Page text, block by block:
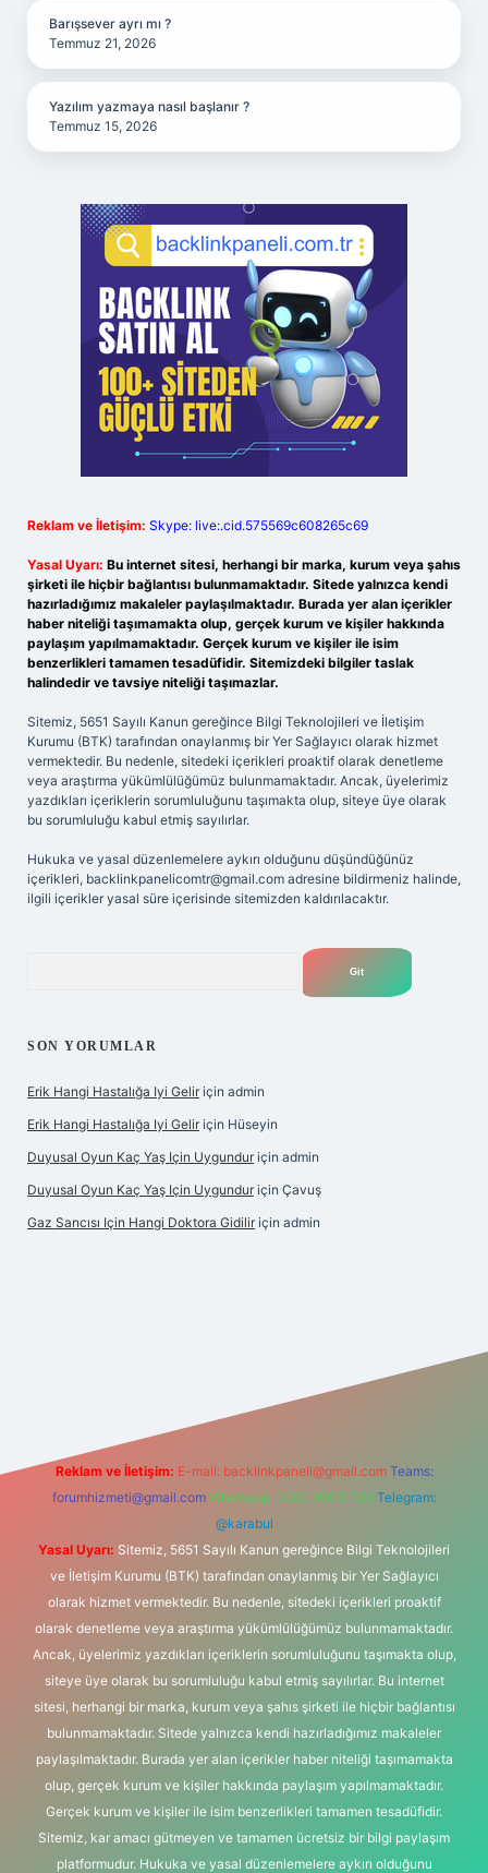
Barışsever ayrı mı ?
Temmuz 21, 2026
Yazılım yazmaya nasıl başlanır ?
Temmuz 15, 2026
Reklam ve İletişim: Skype: live:.cid.575569c608265c69
Yasal Uyarı: Bu internet sitesi, herhangi bir marka, kurum veya şahıs
şirketi ile hiçbir bağlantısı bulunmamaktadır. Sitede yalnızca kendi
hazırladığımız makaleler paylaşılmaktadır. Burada yer alan içerikler
haber niteliği taşımamakta olup, gerçek kurum ve kişiler hakkında
paylaşım yapılmamaktadır. Gerçek kurum ve kişiler ile isim
benzerlikleri tamamen tesadüfidir. Sitemizdeki bilgiler taslak
halindedir ve tavsiye niteliği taşımazlar.
Sitemiz, 5651 Sayılı Kanun gereğince Bilgi Teknolojileri ve İletişim
Kurumu (BTK) tarafından onaylanmış bir Yer Sağlayıcı olarak hizmet
vermektedir. Bu nedenle, sitedeki içerikleri proaktif olarak denetleme
veya araştırma yükümlülüğümüz bulunmamaktadır. Ancak, üyelerimiz
yazdıkları içeriklerin sorumluluğunu taşımakta olup, siteye üye olarak
bu sorumluluğu kabul etmiş sayılırlar.
Hukuka ve yasal düzenlemelere aykırı olduğunu düşündüğünüz
içerikleri, backlinkpanelicomtr@gmail.com adresine bildirmeniz halinde,
ilgili içerikler yasal süre içerisinde sitemizden kaldırılacaktır.
SON YORUMLAR
Erik Hangi Hastalığa Iyi Gelir için admin
Erik Hangi Hastalığa Iyi Gelir için Hüseyin
Duyusal Oyun Kaç Yaş Için Uygundur için admin
Duyusal Oyun Kaç Yaş Için Uygundur için Çavuş
Gaz Sancısı Için Hangi Doktora Gidilir için admin
Reklam ve İletişim: E-mail: backlinkpaneli@gmail.com Teams:
forumhizmeti@gmail.com Whatsapp: 0262 606 0 726 Telegram:
@karabul
Yasal Uyarı: Sitemiz, 5651 Sayılı Kanun gereğince Bilgi Teknolojileri
ve İletişim Kurumu (BTK) tarafından onaylanmış bir Yer Sağlayıcı
olarak hizmet vermektedir. Bu nedenle, sitedeki içerikleri proaktif
olarak denetleme veya araştırma yükümlülüğümüz bulunmamaktadır.
Ancak, üyelerimiz yazdıkları içeriklerin sorumluluğunu taşımakta olup,
siteye üye olarak bu sorumluluğu kabul etmiş sayılırlar. Bu internet
sitesi, herhangi bir marka, kurum veya şahıs şirketi ile hiçbir bağlantısı
bulunmamaktadır. Sitede yalnızca kendi hazırladığımız makaleler
paylaşılmaktadır. Burada yer alan içerikler haber niteliği taşımamakta
olup, gerçek kurum ve kişiler hakkında paylaşım yapılmamaktadır.
Gerçek kurum ve kişiler ile isim benzerlikleri tamamen tesadüfidir.
Sitemiz, kar amacı gütmeyen ve tamamen ücretsiz bir bilgi paylaşım
platformudur. Hukuka ve yasal düzenlemelere aykırı olduğunu